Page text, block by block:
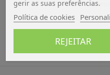
De
gerir as suas preferências.
Política de cookies
REJEITAR